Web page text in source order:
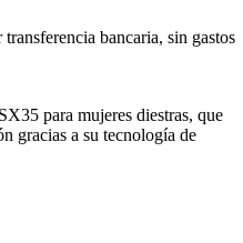
bancaria, sin gastos
para mujeres diestras, que
gracias a su tecnología de